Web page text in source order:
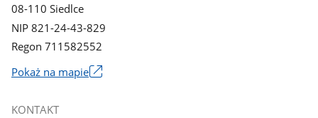
08-110 Siedlce
NIP 821-24-43-829
Regon 711582552
Pokaż na mapieLink
KONTAKT